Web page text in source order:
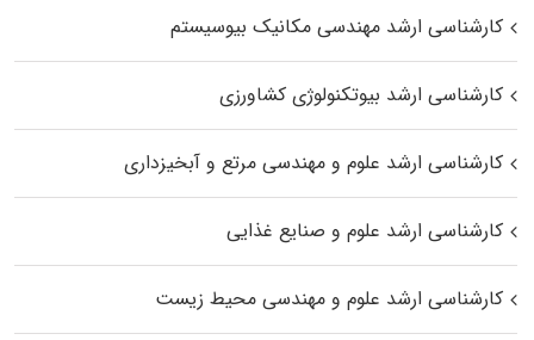
کارشناسی ارشد مهندسی مکانیک بیوسیستم
کارشناسی ارشد بیوتکنولوژی کشاورزی
کارشناسی ارشد علوم و مهندسی مرتع و آبخیزداری
کارشناسی ارشد علوم و صنایع غذایی
کارشناسی ارشد علوم و مهندسی محیط زیست